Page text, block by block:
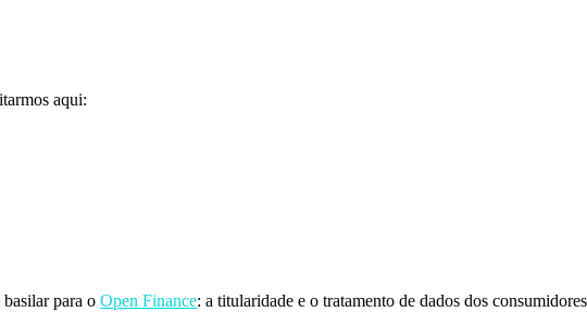
aqui:
basilar para oOpen Finance: a titularidade e o tratamento de dados dos